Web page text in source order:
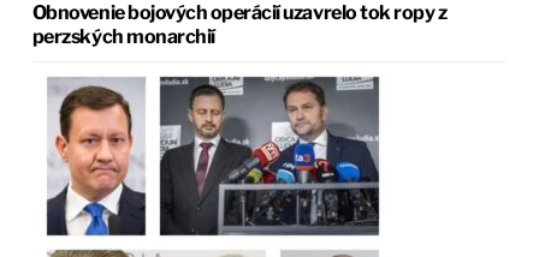
Obnovenie bojových operácií uzavrelo tok ropy z
perzských monarchií